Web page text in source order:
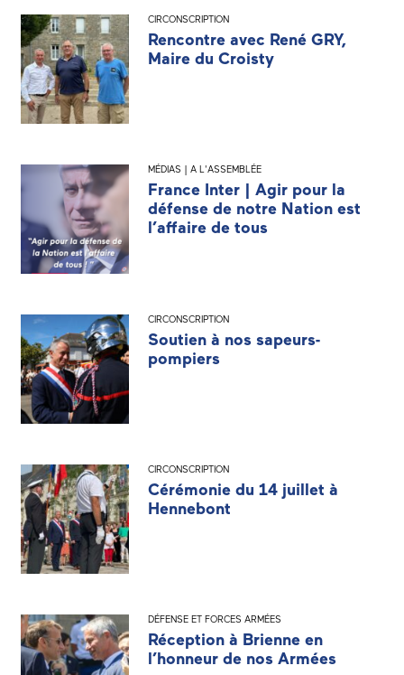
CIRCONSCRIPTION
Rencontre avec René GRY,
Maire du Croisty
MÉDIAS | A L'ASSEMBLÉE
France Inter | Agir pour la
défense de notre Nation est
l’affaire de tous
CIRCONSCRIPTION
Soutien à nos sapeurs-
pompiers
CIRCONSCRIPTION
Cérémonie du 14 juillet à
Hennebont
DÉFENSE ET FORCES ARMÉES
Réception à Brienne en
l’honneur de nos Armées